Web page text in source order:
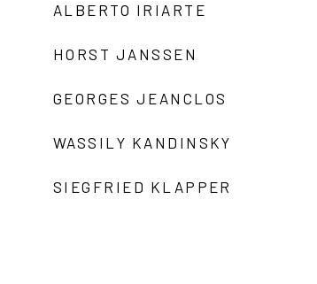
ALBERTO IRIARTE
HORST JANSSEN
GEORGES JEANCLOS
WASSILY KANDINSKY
SIEGFRIED KLAPPER